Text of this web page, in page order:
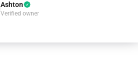
Ashton
Verified owner